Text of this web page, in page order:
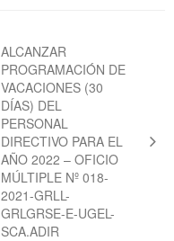
ALCANZAR
PROGRAMACIÓN DE
VACACIONES (30
DÍAS) DEL
PERSONAL
DIRECTIVO PARA EL
AÑO 2022 – OFICIO
MÚLTIPLE Nº 018-
2021-GRLL-
GRLGRSE-E-UGEL-
SCA.ADIR